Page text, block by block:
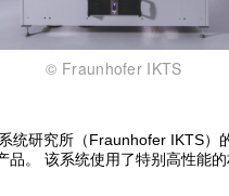
© Fraunhofer IKTS
研究所（Fraunhofer IKTS
。 该系统使用了特别高性能的